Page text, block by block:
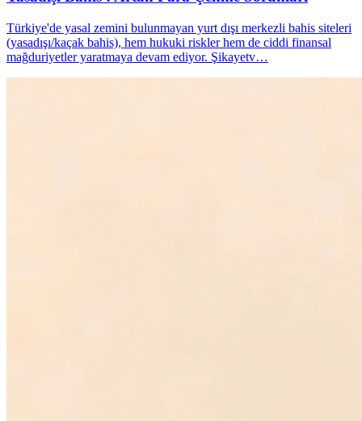
Türkiye'de yasal zemini bulunmayan yurt dışı merkezli bahis siteleri
(yasadışı/kaçak bahis), hem hukuki riskler hem de ciddi finansal
mağduriyetler yaratmaya devam ediyor. Şikayetv…